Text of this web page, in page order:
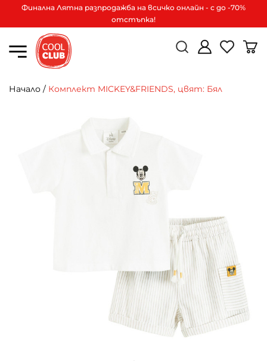
Финална Лятна разпродажба на всичко онлайн - с до -70%
отстъпка!
Начало / Комплект MICKEY&FRIENDS, цвят: Бял